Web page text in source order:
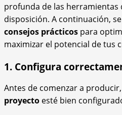
profunda de las herramientas
disposición. A continuación,
consejos prácticos para
maximizar el potencial de tus
1. Configura
Antes de comenzar a
proyecto esté bien